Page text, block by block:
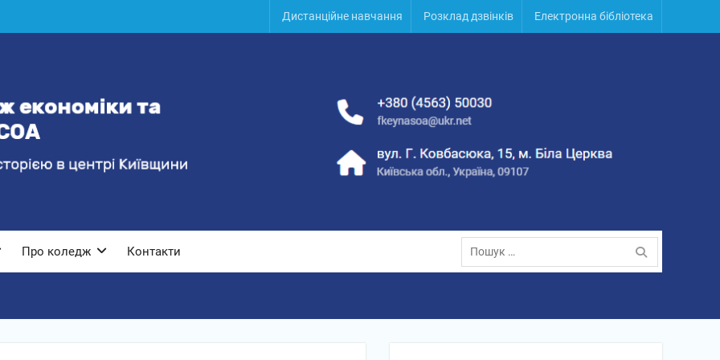
Дистанційне навчання Розклад дзвінків Електронна бібліотека
Про коледж Контакти
Пошук: